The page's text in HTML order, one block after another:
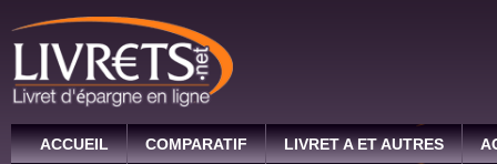
ACCUEIL COMPARATIF LIVRET A ET AUTRES